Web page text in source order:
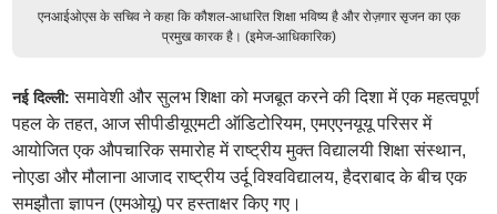
एनआईओएस के सचिव ने कहा कि कौशल-आधारित शिक्षा भविष्य है और रोज़गार सृजन का एक
प्रमुख कारक है। (इमेज-आधिकारिक)
नई दिल्ली: समावेशी और सुलभ शिक्षा को मजबूत करने की दिशा में एक महत्वपूर्ण
पहल के तहत, आज सीपीडीयूएमटी ऑडिटोरियम, एमएएनयूयू परिसर में
आयोजित एक औपचारिक समारोह में राष्ट्रीय मुक्त विद्यालयी शिक्षा संस्थान,
नोएडा और मौलाना आजाद राष्ट्रीय उर्दू विश्वविद्यालय, हैदराबाद के बीच एक
समझौता ज्ञापन (एमओयू) पर हस्ताक्षर किए गए।